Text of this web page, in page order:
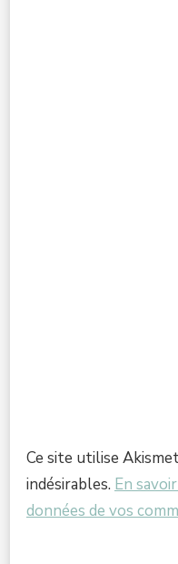
Ce site utilise
indésirables. En
données de vos